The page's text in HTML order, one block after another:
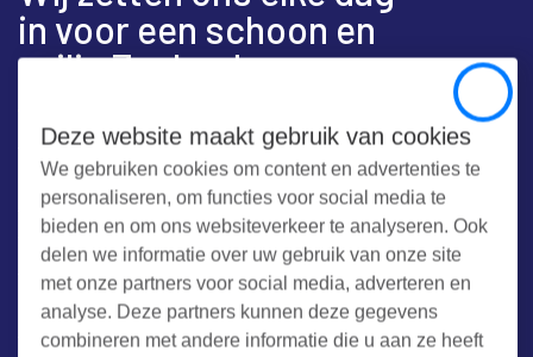
Close
Deze website maakt gebruik van cookies
We gebruiken cookies om content en advertenties te
personaliseren, om functies voor social media te
bieden en om ons websiteverkeer te analyseren. Ook
delen we informatie over uw gebruik van onze site
met onze partners voor social media, adverteren en
analyse. Deze partners kunnen deze gegevens
combineren met andere informatie die u aan ze heeft
in voor een schoon en
veilig Zeeland
Contact
Werken bij RUD Zeeland
Milieuklacht melden